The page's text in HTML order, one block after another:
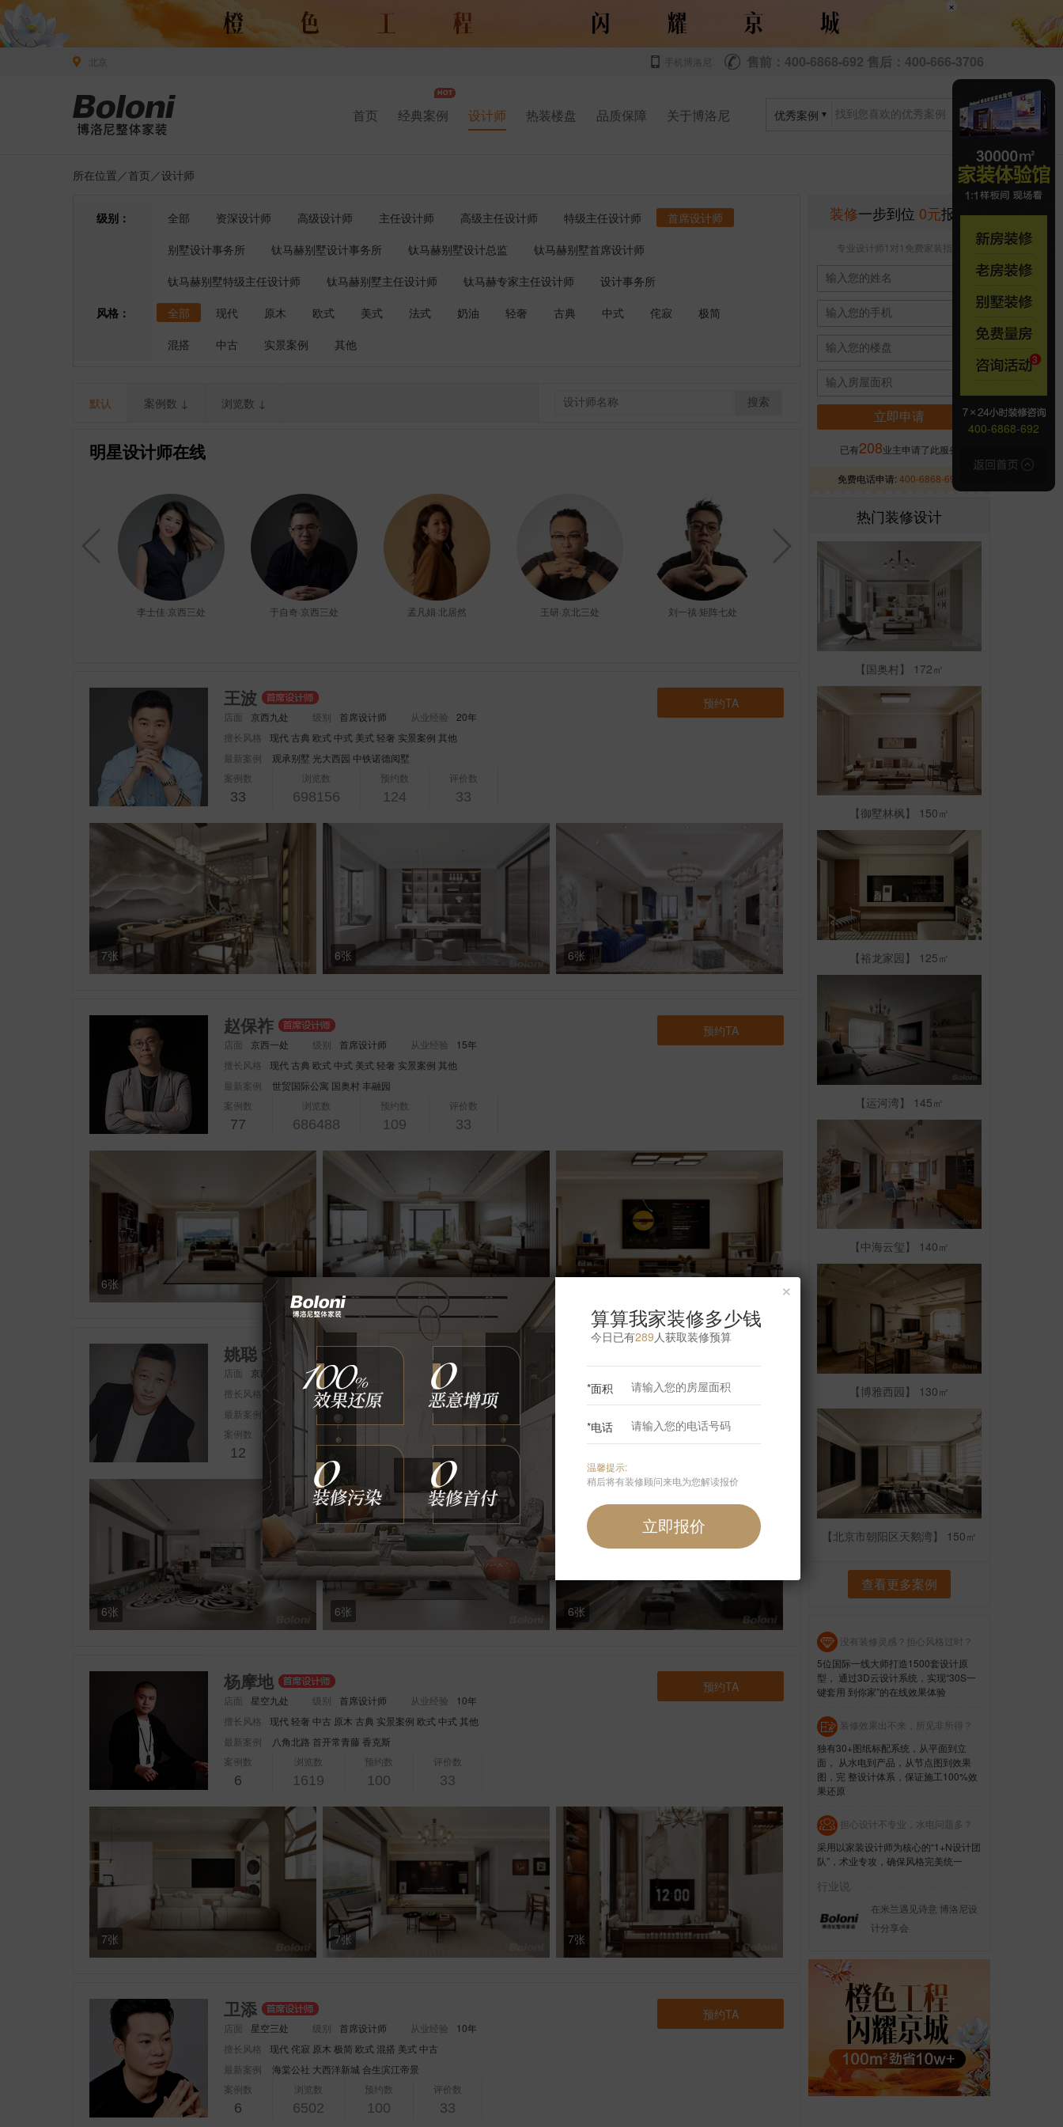
×
手机博洛尼 售前：400-6868-692 售后：400-666-3706
首页 经典案例 设计师 热装楼盘 品质保障 关于博洛尼 优秀案例
所在位置／首页 ／设计师
级别： 全部 资深设计师 高级设计师 主任设计师 高级主任设计师 特级主任设计师
首席设计师
别墅设计事务所
钛马赫别墅设计事务所 钛马赫别墅设计总监
钛马赫别墅首席设计师
钛马赫别墅特级主任设计师
钛马赫别墅主任设计师 钛马赫专家主任设计师
设计事务所
风格：
全部 现代 原木 欧式 美式 法式 奶油 轻奢 古典 中式 侘寂
极简
混搭
中古 实景案例 其他
默认 案例数 ↓ 浏览数 ↓
明星设计师在线
李士佳·京西三处 于自奇·京西三处 孟凡娟·北居然 王研·京北三处 刘一禛·矩阵七处 贾朋·京北二处 张林·矩阵五处
王波
店面 京西九处 级别 首席设计师 从业经验
20年
擅长风格
现代 古典 欧式 中式 美式 轻奢 实景案例 其他
最新案例
观承别墅 光大西园 中铁诺德阅墅
案例数
33
浏览数
698156
预约数
124
评价数
33
预约TA
7张 6张 6张
赵保祚
店面 京西一处 级别 首席设计师 从业经验
15年
擅长风格
现代 古典 欧式 中式 美式 轻奢 实景案例 其他
最新案例
世贸国际公寓 国奥村 丰融园
案例数
77
浏览数
686488
预约数
109
评价数
33
预约TA
6张
姚聪
店面 京西二处 级别 首席设计师 从业经验
17年
擅长风格
现代 古典 欧式 中式 美式 轻奢 实景案例 其他
最新案例
华龙in巷 万润家园
案例数
12
浏览数
100
6张 6张 6张
杨摩地
店面 星空九处 级别 首席设计师 从业经验
10年
擅长风格
现代 轻奢 中古 原木 古典 实景案例 欧式 中式 其他
最新案例
八角北路 首开常青藤 香克斯
案例数
6
浏览数
1619
预约数
100
评价数
33
预约TA
7张 7张 7张
卫添
店面 星空三处 级别 首席设计师 从业经验
10年
擅长风格
现代 侘寂 原木 极简 欧式 混搭 美式 中古
最新案例
海棠公社 大西洋新城 合生滨江帝景
案例数
6
浏览数
6502
预约数
100
评价数
33
预约TA
装修一步到位 0元报价
专业设计师1对1免费家装指导
已有208业主申请了此服务
免费电话申请: 400-6868-692
热门装修设计
【国奥村】 172㎡
【御墅林枫】 150㎡
【裕龙家园】 125㎡
【运河湾】 145㎡
【中海云玺】 140㎡
【博雅西园】 130㎡
【北京市朝阳区天鹅湾】 150㎡
查看更多案例
没有装修灵感？担心风格过时？
5位国际一线大师打造1500套设计原
型， 通过3D云设计系统，实现“30S一
键套用 到你家”的在线效果体验
装修效果出不来，所见非所得？
独有30+图纸标配系统，从平面到立
面， 从水电到产品，从节点图到效果
图，完 整设计体系，保证施工100%效
果还原
担心设计不专业，水电问题多？
采用以家装设计师为核心的“1+N设计团
队”，术业专攻，确保风格完美统一
行业说
在米兰遇见诗意 博洛尼设
计分享会
400-6868-692
×
算算我家装修多少钱
今日已有289 人获取装修预算
*面积
*电话
温馨提示:
稍后将有装修顾问来电为您解读报价